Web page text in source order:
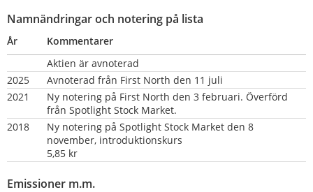
Namnändringar och notering på lista
År
Kommentarer
Aktien är avnoterad
2025
Avnoterad från First North den 11 juli
2021
Ny notering på First North den 3 februari. Överförd
från Spotlight Stock Market.
2018
Ny notering på Spotlight Stock Market den 8
november, introduktionskurs
5,85 kr
Emissioner m.m.